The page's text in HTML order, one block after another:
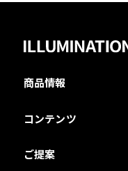
商品情報
コンテンツ
ご提案